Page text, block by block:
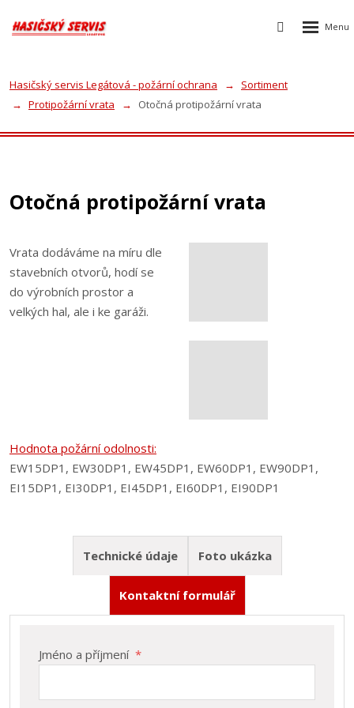
Vyhledávání
Rozbalení
Hasičský servis Legátová - požární ochrana
Sortiment
Protipožární vrata
Otočná protipožární vrata
Otočná protipožární vrata
Vrata dodáváme na míru dle
stavebních otvorů, hodí se
do výrobních prostor a
velkých hal, ale i ke garáži.
Hodnota požární odolnosti:
EW15DP1, EW30DP1, EW45DP1, EW60DP1, EW90DP1,
EI15DP1, EI30DP1, EI45DP1, EI60DP1, EI90DP1
Technické údaje
ovládané manuálně nebo motoricky
velké rozměry můžou mít průchozí
Foto ukázka
Kontaktní formulář
Jméno a příjmení *